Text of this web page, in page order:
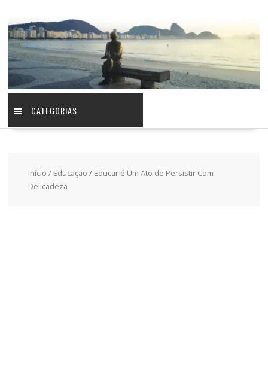
CATEGORIAS
Início / Educação / Educar é Um Ato de Persistir Com
Delicadeza